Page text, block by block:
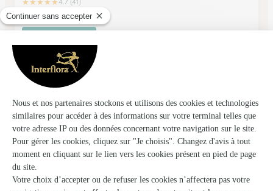
37, Boulevard Jacquard
Fleuriste Pour Vous
Charlieu